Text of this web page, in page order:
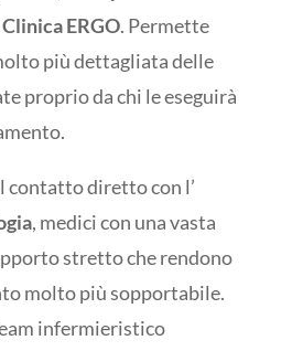
ERGO. Permette
più dettagliata delle
proprio da chi le eseguirà
contatto diretto con l’
, medici con una vasta
stretto che rendono
molto più sopportabile.
infermieristico